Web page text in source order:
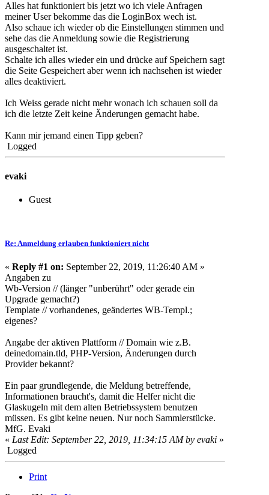
Alles hat funktioniert bis jetzt wo ich viele Anfragen
meiner User bekomme das die LoginBox wech ist.
Also schaue ich wieder ob die Einstellungen stimmen und
sehe das die Anmeldung sowie die Registrierung
ausgeschaltet ist.
Schalte ich alles wieder ein und drücke auf Speichern sagt
die Seite Gespeichert aber wenn ich nachsehen ist wieder
alles deaktiviert.
Ich Weiss gerade nicht mehr wonach ich schauen soll da
ich die letzte Zeit keine Änderungen gemacht habe.
Kann mir jemand einen Tipp geben?
Logged
evaki
Guest
Re: Anmeldung erlauben funktioniert nicht
« Reply #1 on: September 22, 2019, 11:26:40 AM »
Angaben zu
Wb-Version // (länger "unberührt" oder gerade ein
Upgrade gemacht?)
Template // vorhandenes, geändertes WB-Templ.;
eigenes?
Angabe der aktiven Plattform // Domain wie z.B.
deinedomain.tld, PHP-Version, Änderungen durch
Provider bekannt?
Ein paar grundlegende, die Meldung betreffende,
Informationen braucht's, damit die Helfer nicht die
Glaskugeln mit dem alten Betriebssystem benutzen
müssen. Es gibt keine neuen. Nur noch Sammlerstücke.
MfG. Evaki
« Last Edit: September 22, 2019, 11:34:15 AM by evaki »
Logged
Print